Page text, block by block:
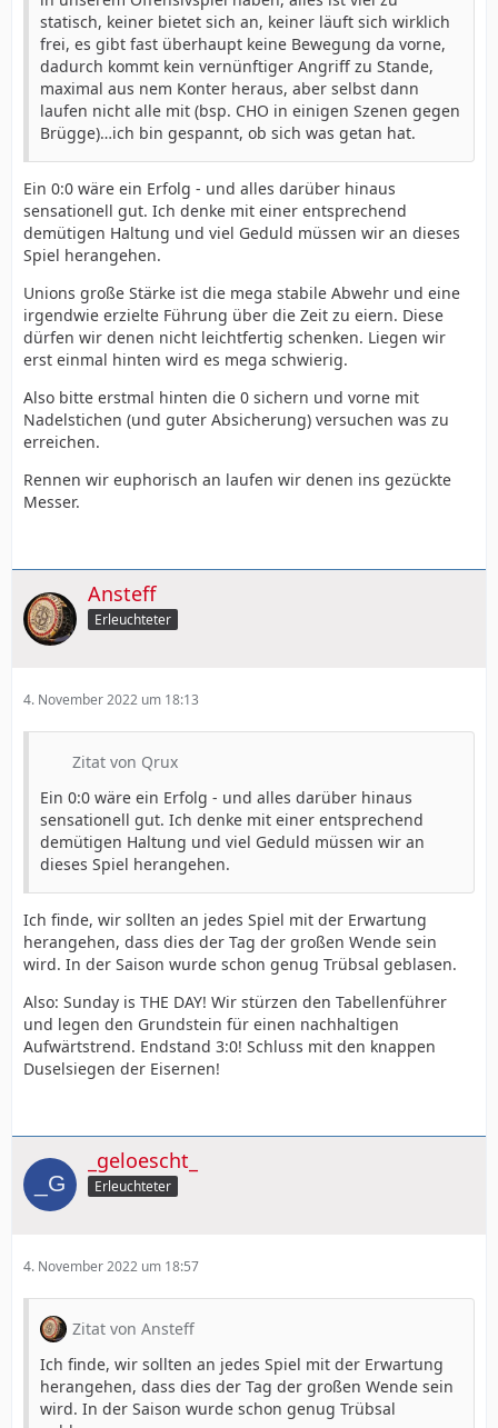
statisch, keiner bietet sich an, keiner läuft sich wirklich
frei, es gibt fast überhaupt keine Bewegung da vorne,
dadurch kommt kein vernünftiger Angriff zu Stande,
maximal aus nem Konter heraus, aber selbst dann
laufen nicht alle mit (bsp. CHO in einigen Szenen gegen
Brügge)…ich bin gespannt, ob sich was getan hat.
Ein 0:0 wäre ein Erfolg - und alles darüber hinaus
sensationell gut. Ich denke mit einer entsprechend
demütigen Haltung und viel Geduld müssen wir an dieses
Spiel herangehen.
Unions große Stärke ist die mega stabile Abwehr und eine
irgendwie erzielte Führung über die Zeit zu eiern. Diese
dürfen wir denen nicht leichtfertig schenken. Liegen wir
erst einmal hinten wird es mega schwierig.
Also bitte erstmal hinten die 0 sichern und vorne mit
Nadelstichen (und guter Absicherung) versuchen was zu
erreichen.
Rennen wir euphorisch an laufen wir denen ins gezückte
Messer.
Ansteff
Erleuchteter
4. November 2022 um 18:13
Zitat von Qrux
Ein 0:0 wäre ein Erfolg - und alles darüber hinaus
sensationell gut. Ich denke mit einer entsprechend
demütigen Haltung und viel Geduld müssen wir an
dieses Spiel herangehen.
Ich finde, wir sollten an jedes Spiel mit der Erwartung
herangehen, dass dies der Tag der großen Wende sein
wird. In der Saison wurde schon genug Trübsal geblasen.
Also: Sunday is THE DAY! Wir stürzen den Tabellenführer
und legen den Grundstein für einen nachhaltigen
Aufwärtstrend. Endstand 3:0! Schluss mit den knappen
Duselsiegen der Eisernen!
_geloescht_
Erleuchteter
4. November 2022 um 18:57
Zitat von Ansteff
Ich finde, wir sollten an jedes Spiel mit der Erwartung
herangehen, dass dies der Tag der großen Wende sein
wird. In der Saison wurde schon genug Trübsal